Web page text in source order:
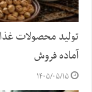
تولید محصولات
آماده فروش
۱۴۰۵/۰۵/۱۵